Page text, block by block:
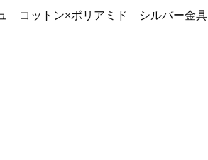
コットン×ポリアミド シルバー金具